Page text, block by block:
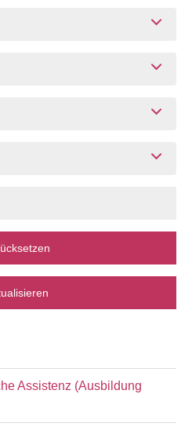
Assistenz (Ausbildung